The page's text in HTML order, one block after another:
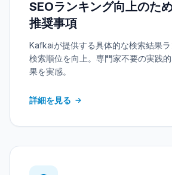
SEOランキング向上のた
推奨事項
Kafkaiが提供する具体的な検索結果
検索順位を向上。専門家不要の実践
果を実感。
詳細を見る